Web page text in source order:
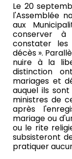
Le 20
l'Assemblée
aux
conserver
constater les
décès ».
nuire à la
distinction
mariages et
auquel ils
ministres de
après
mariage ou
ou le rite
subsisteront
pratiquer